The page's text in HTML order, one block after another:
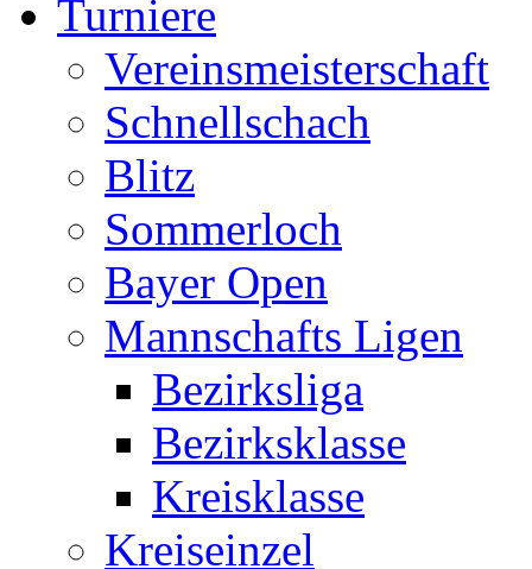
Turniere
Vereinsmeisterschaft
Schnellschach
Blitz
Sommerloch
Bayer Open
Mannschafts Ligen
Bezirksliga
Bezirksklasse
Kreisklasse
Kreiseinzel